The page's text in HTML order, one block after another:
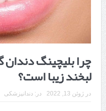
کلاس تیزهوشان برای چه
آشنایی با هنر عاج کاری
درمان ترک های پوستی با لیزر
استریا
چرا بلیچینگ
لبخند زیبا است؟
در ژوئن 13, 2022 در: دندانپزشکی